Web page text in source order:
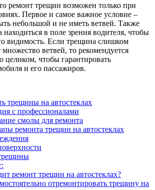
ремонт трещин возможен только при
Первое и самое важное условие –
небольшой и не иметь ветвей. Также
в поле зрения водителя, чтобы
видимость. Если трещина слишком
ветвей, то рекомендуется
целиком, чтобы гарантировать
и его пассажиров.
трещины на автостеклах
с профессионалами
смолы для ремонта
ремонта трещин на автостеклах
ремонт трещин на автостеклах?
отремонтировать трещину на